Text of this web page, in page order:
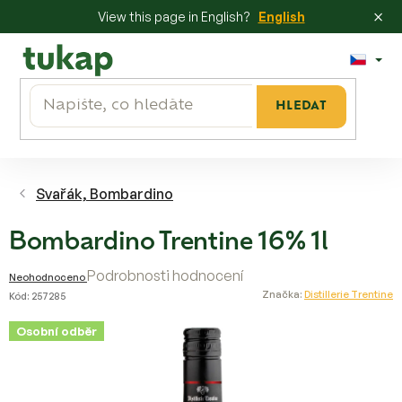
View this page in English? English ×
obsah
HLEDAT
Svařák, Bombardino
Bombardino Trentine 16% 1l
Průměrné
hodnocení
je
Neohodnoceno Podrobnosti hodnocení
Značka: Distillerie Trentine
Kód: 257285
Osobní odběr